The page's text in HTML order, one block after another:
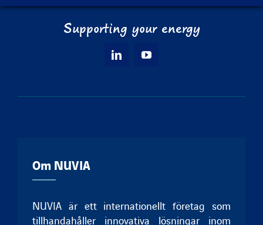
Supporting your energy
Om NUVIA
NUVIA är ett internationellt företag som
tillhandahåller innovativa lösningar inom